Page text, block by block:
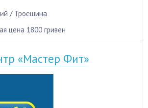
/ Троещина
цена 1800 гривен
«Мастер Фит»